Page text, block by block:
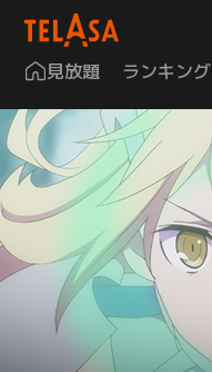
見放題 ランキング